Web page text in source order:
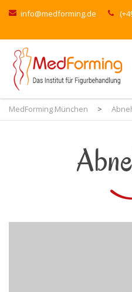
info@medforming.de
MedForming München >